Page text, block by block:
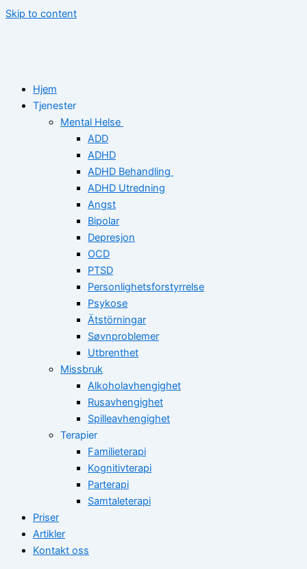
Skip to content
Hjem
Tjenester
Mental Helse
ADD
ADHD
ADHD Behandling
ADHD Utredning
Angst
Bipolar
Depresjon
OCD
PTSD
Personlighetsforstyrrelse
Psykose
Ätstörningar
Søvnproblemer
Utbrenthet
Missbruk
Alkoholavhengighet
Rusavhengighet
Spilleavhengighet
Terapier
Familieterapi
Kognitivterapi
Parterapi
Samtaleterapi
Priser
Artikler
Kontakt oss